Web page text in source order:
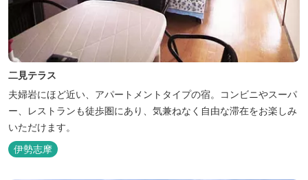
二見テラス
夫婦岩にほど近い、アパートメントタイプの宿。コンビニやスーパ
ー、レストランも徒歩圏にあり、気兼ねなく自由な滞在をお楽しみ
いただけます。
伊勢志摩